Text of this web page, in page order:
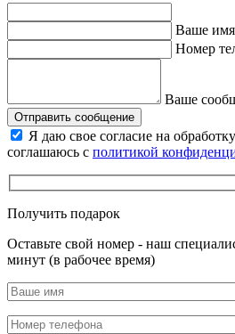
Ваше имя
Номер
Ваше
Отправить сообщение
Я даю свое согласие на
соглашаюсь с политикой
Получить подарок
Оставьте свой номер - наш
минут (в рабочее время)